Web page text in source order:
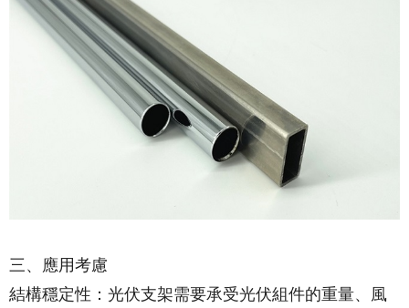
三、應用考慮
結構穩定性：光伏支架需要承受光伏組件的重量、風